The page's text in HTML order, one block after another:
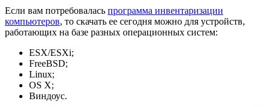
Если вам потребовалась программа инвентаризации
компьютеров, то скачать ее сегодня можно для устройств,
работающих на базе разных операционных систем:
ESX/ESXi;
FreeBSD;
Linux;
OS X;
Виндоус.